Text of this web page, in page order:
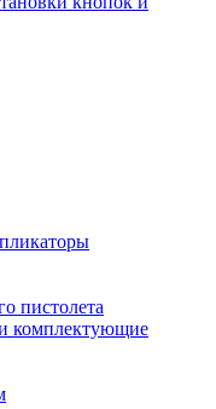
пистолета
комплектующие